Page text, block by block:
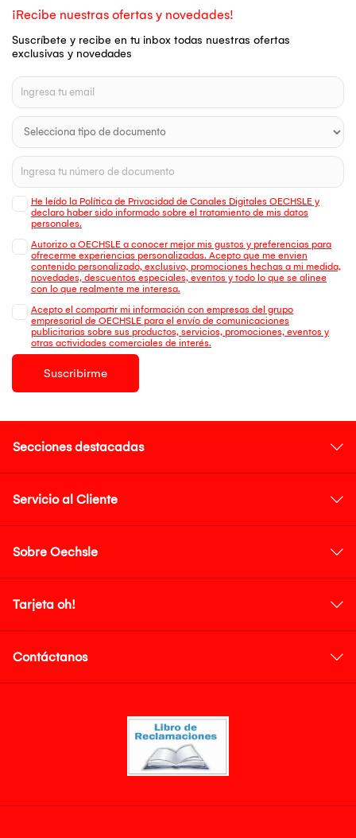
¡Recibe nuestras ofertas y novedades!
Suscríbete y recibe en tu inbox todas nuestras ofertas
exclusivas y novedades
He leído la Política de Privacidad de Canales Digitales OECHSLE y
declaro haber sido informado sobre el tratamiento de mis datos
personales.
Autorizo a OECHSLE a conocer mejor mis gustos y preferencias para
ofrecerme experiencias personalizadas. Acepto que me envien
contenido personalizado, exclusivo, promociones hechas a mi medida,
novedades, descuentos especiales, eventos y todo lo que se alinee
con lo que realmente me interesa.
Acepto el compartir mi información con empresas del grupo
empresarial de OECHSLE para el envío de comunicaciones
publicitarias sobre sus productos, servicios, promociones, eventos y
otras actividades comerciales de interés.
Suscribirme
Secciones destacadas
Servicio al Cliente
Sobre Oechsle
Tarjeta oh!
Contáctanos